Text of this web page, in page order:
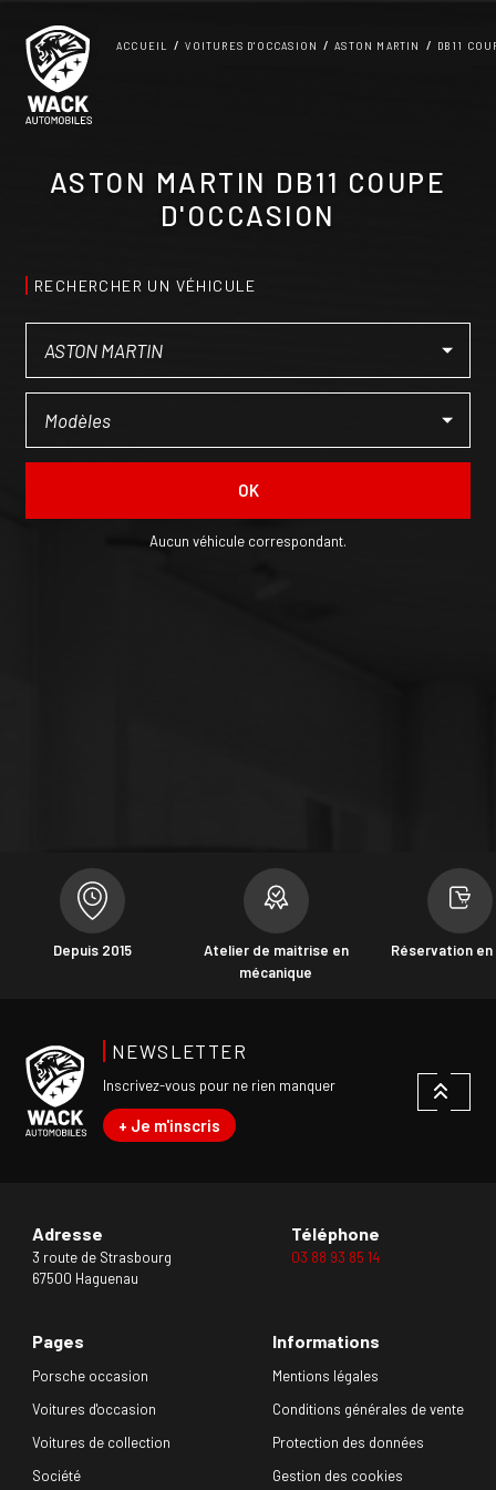
ACCUEIL VOITURES D'OCCASION ASTON MARTIN DB11
ASTON MARTIN DB11 COUPE
D'OCCASION
RECHERCHER UN VÉHICULE
OK
Aucun véhicule correspondant.
Depuis 2015
Atelier de maitrise en
mécanique
Réservation en
NEWSLETTER
Inscrivez-vous pour ne rien manquer
+ Je m'inscris
Adresse
3 route de Strasbourg
67500 Haguenau
Téléphone
03 88 93 85 14
Pages
Porsche occasion
Voitures d'occasion
Voitures de collection
Société
Informations
Mentions légales
Conditions générales de vente
Protection des données
Gestion des cookies